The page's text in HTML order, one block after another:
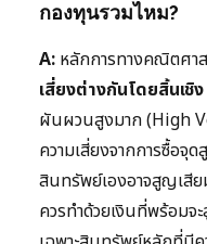
กองทุนรวมไหม?
A: หลักการทางคณิตศา
เสี่ยงต่างกันโดยสิ้นเชิง
ผันผวนสูงมาก (High
ความเสี่ยงจากการซื้อจุ
สินทรัพย์เองอาจสูญเสีย
ควรทำด้วยเงินที่พร้อมจ